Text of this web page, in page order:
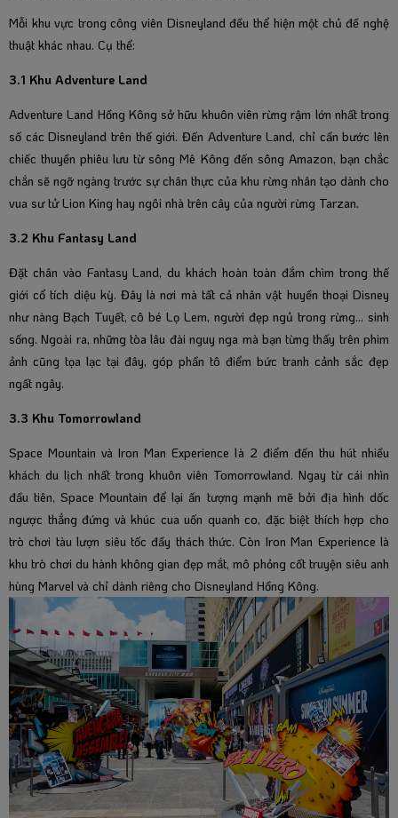
Mỗi khu vực trong công viên Disneyland đều thể hiện một chủ đề nghệ
thuật khác nhau. Cụ thể:
3.1 Khu Adventure Land
Adventure Land Hồng Kông sở hữu khuôn viên rừng rậm lớn nhất trong
số các Disneyland trên thế giới. Đến Adventure Land, chỉ cần bước lên
chiếc thuyền phiêu lưu từ sông Mê Kông đến sông Amazon, bạn chắc
chắn sẽ ngỡ ngàng trước sự chân thực của khu rừng nhân tạo dành cho
vua sư tử Lion King hay ngôi nhà trên cây của người rừng Tarzan.
3.2 Khu Fantasy Land
Đặt chân vào Fantasy Land, du khách hoàn toàn đắm chìm trong thế
giới cổ tích diệu kỳ. Đây là nơi mà tất cả nhân vật huyền thoại Disney
như nàng Bạch Tuyết, cô bé Lọ Lem, người đẹp ngủ trong rừng… sinh
sống. Ngoài ra, những tòa lâu đài nguy nga mà bạn từng thấy trên phim
ảnh cũng tọa lạc tại đây, góp phần tô điểm bức tranh cảnh sắc đẹp
ngất ngây.
3.3 Khu Tomorrowland
Space Mountain và Iron Man Experience là 2 điểm đến thu hút nhiều
khách du lịch nhất trong khuôn viên Tomorrowland. Ngay từ cái nhìn
đầu tiên, Space Mountain để lại ấn tượng mạnh mẽ bởi địa hình dốc
ngược thẳng đứng và khúc cua uốn quanh co, đặc biệt thích hợp cho
trò chơi tàu lượn siêu tốc đầy thách thức. Còn Iron Man Experience là
khu trò chơi du hành không gian đẹp mắt, mô phỏng cốt truyện siêu anh
hùng Marvel và chỉ dành riêng cho Disneyland Hồng Kông.